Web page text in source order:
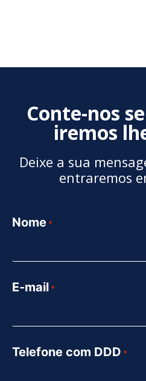
Conte-nos
iremos
Deixe a sua
entraremos
Nome *
E-mail *
Telefone com DDD *